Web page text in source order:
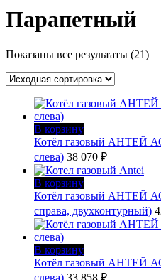
Парапетный
Показаны все результаты (21)
В корзину
Котёл газовый АНТЕЙ
слева) 38 070 ₽
В корзину
Котёл газовый АНТЕЙ
справа, двухконтурный)
В корзину
Котёл газовый АНТЕЙ
слева) 33 858 ₽